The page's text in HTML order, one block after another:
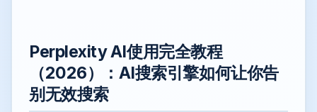
Perplexity AI使用完全教程
（2026）：AI搜索引擎如何让你告
别无效搜索